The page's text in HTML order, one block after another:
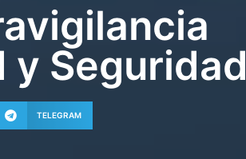
y Seguridad
TELEGRAM